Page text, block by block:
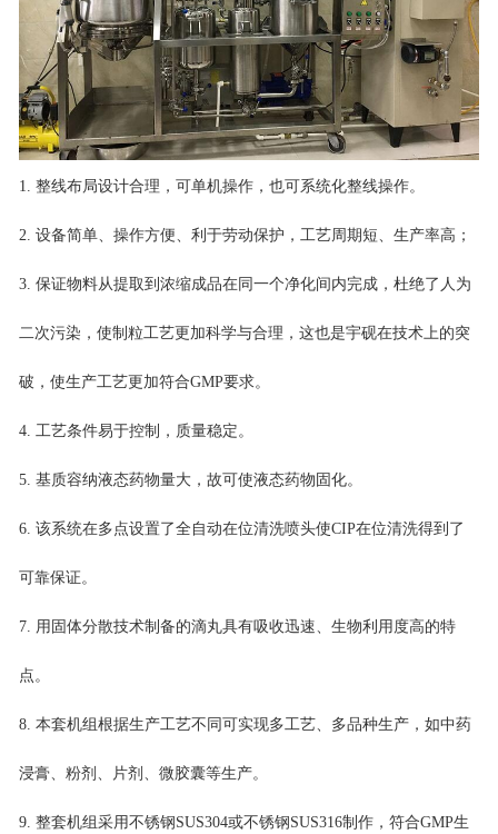
1. 整线布局设计合理，可单机操作，也可系统化整线操作。
2. 设备简单、操作方便、利于劳动保护，工艺周期短、生产率高；
3. 保证物料从提取到浓缩成品在同一个净化间内完成，杜绝了人为
二次污染，使制粒工艺更加科学与合理，这也是宇砚在技术上的突
破，使生产工艺更加符合GMP要求。
4. 工艺条件易于控制，质量稳定。
5. 基质容纳液态药物量大，故可使液态药物固化。
6. 该系统在多点设置了全自动在位清洗喷头使CIP在位清洗得到了
可靠保证。
7. 用固体分散技术制备的滴丸具有吸收迅速、生物利用度高的特
点。
8. 本套机组根据生产工艺不同可实现多工艺、多品种生产，如中药
浸膏、粉剂、片剂、微胶囊等生产。
9. 整套机组采用不锈钢SUS304或不锈钢SUS316制作，符合GMP生